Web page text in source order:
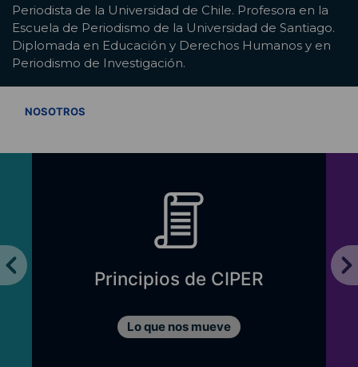
Periodista de la Universidad de Chile. Profesora en la
Escuela de Periodismo de la Universidad de Santiago.
Diplomada en Educación y Derechos Humanos y en
Periodismo de Investigación.
NOSOTROS
Principios de CIPER
Lo que nos mueve